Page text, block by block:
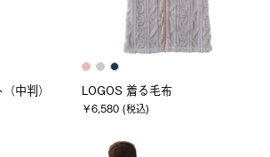
中判） LOGOS 着る毛布
￥6,580 (税込)